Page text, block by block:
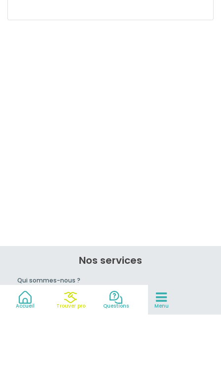
Accueil Trouver pro Questions Menu
Nos services
Qui sommes-nous ?
Rejoignez-nous !
Conseils du pro